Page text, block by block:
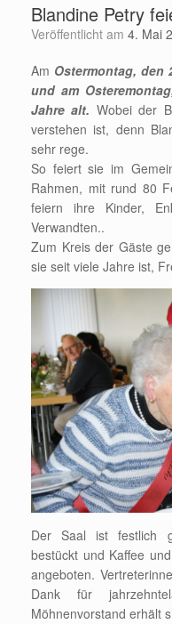
Blandine Petry
Veröffentlicht am 4. Mai
Am Ostermontag, den
und am
Jahrealt. Wobei der
verstehen ist, denn
sehr rege.
So feiert sie im
Rahmen, mit rund 80
feiern ihre Kinder,
Verwandten..
Zum Kreis der Gäste
sie seit viele Jahre ist,
Der Saal ist festlich
bestückt und Kaffee
angeboten.
Dank für
Möhnenvorstand erhält